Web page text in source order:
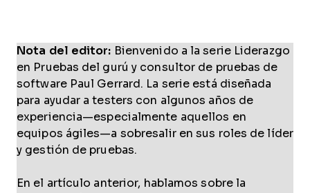
Nota del editor: Bienvenido a la serie Liderazgo
en Pruebas del gurú y consultor de pruebas de
software Paul Gerrard. La serie está diseñada
para ayudar a testers con algunos años de
experiencia—especialmente aquellos en
equipos ágiles—a sobresalir en sus roles de líder
y gestión de pruebas.
En el artículo anterior, hablamos sobre la